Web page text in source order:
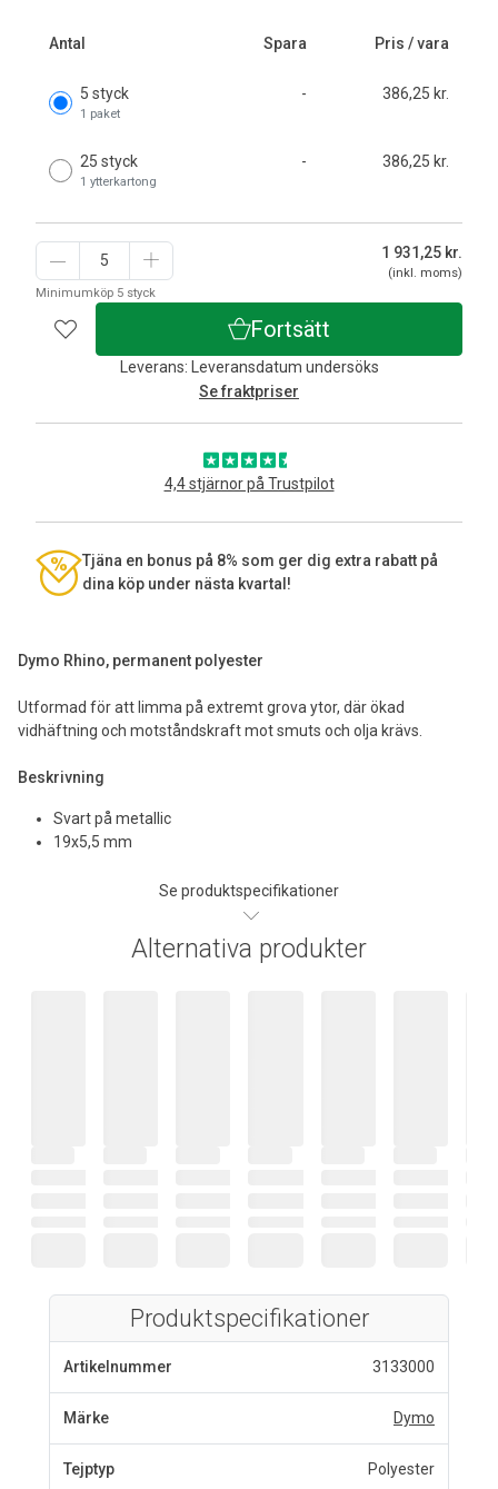
Dymo Rhino, permanent polyester
Utformad för att limma på extremt grova ytor, där ökad
vidhäftning och motståndskraft mot smuts och olja krävs.
Beskrivning
Svart på metallic
19x5,5 mm
Se produktspecifikationer
Antal Spara Pris / vara
5 styck
1 paket
- 386,25 kr.
25 styck
1 ytterkartong
- 386,25 kr.
Minimumköp 5 styck
1 931,25 kr.
(inkl. moms)
Fortsätt
Leverans: Leveransdatum undersöks
Se fraktpriser
4,4 stjärnor på Trustpilot
Tjäna en bonus på 8% som ger dig extra rabatt på
dina köp under nästa kvartal!
Alternativa produkter
Produktspecifikationer
Artikelnummer 3133000
Märke Dymo
Tejptyp Polyester